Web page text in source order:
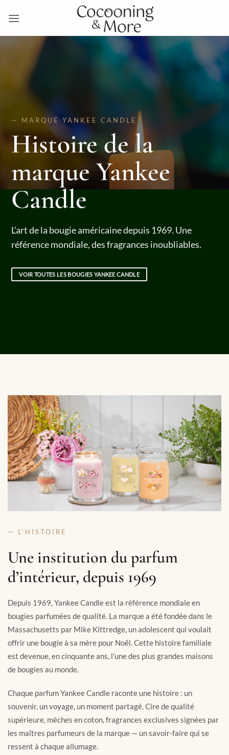
— MARQUE YANKEE CANDLE
Histoire de la
marque Yankee
Candle
L’art de la bougie américaine depuis 1969. Une
référence mondiale, des fragrances inoubliables.
VOIR TOUTES LES BOUGIES YANKEE CANDLE
— L’HISTOIRE
Une institution du parfum
d’intérieur, depuis 1969
Depuis 1969, Yankee Candle est la référence mondiale en
bougies parfumées de qualité. La marque a été fondée dans le
Massachusetts par Mike Kittredge, un adolescent qui voulait
offrir une bougie à sa mère pour Noël. Cette histoire familiale
est devenue, en cinquante ans, l’une des plus grandes maisons
de bougies au monde.
Chaque parfum Yankee Candle raconte une histoire : un
souvenir, un voyage, un moment partagé. Cire de qualité
supérieure, mèches en coton, fragrances exclusives signées par
les maîtres parfumeurs de la marque — un savoir-faire qui se
ressent à chaque allumage.